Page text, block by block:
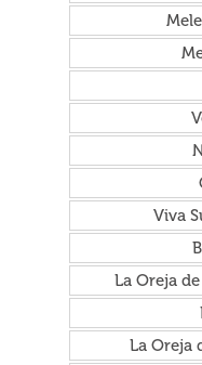
Viva
La Oreja
La Oreja